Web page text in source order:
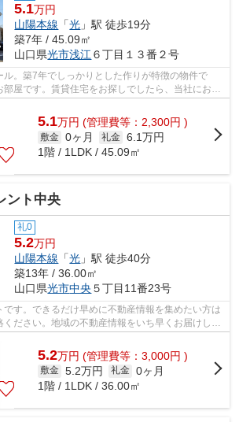
5.1万円
山陽本線 「光 」駅 徒歩19分
築7年 / 45.09㎡
山口県光市浅江６丁目１３番２号
。築7年でしっかりとした作りが特徴の物件で
屋です。賃貸住宅をお探しでしたら、当社にお任
た物件情報をご...
5.1万円 (管理費等：2,300円 )
敷金 0ヶ月 礼金 6.1万円
1階 / 1LDK / 45.09㎡
ント中央
礼0
5.2万円
山陽本線 「光 」駅 徒歩40分
築13年 / 36.00㎡
山口県光市中央 ５丁目11番23号
です。できるだけ早めに不動産情報を集めたい方は
ください。地域の不動産情報をいち早くお届けしま
5.2万円 (管理費等：3,000円 )
敷金 5.2万円 礼金 0ヶ月
1階 / 1LDK / 36.00㎡